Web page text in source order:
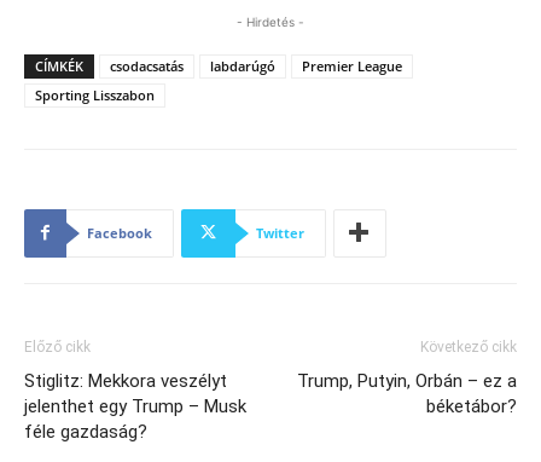
- Hirdetés -
CÍMKÉK csodacsatás labdarúgó
Premier League
Sporting Lisszabon
Facebook Twitter
Előző cikk
Stiglitz: Mekkora veszélyt
jelenthet egy Trump – Musk
féle gazdaság?
Következő cikk
Trump, Putyin, Orbán – ez a
béketábor?